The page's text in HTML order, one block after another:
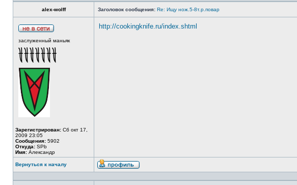
alex-wolff Заголовок сообщения: Re: Ищу нож.5-8т.р.повар
заслуженный маньяк
Зарегистрирован: Сб окт 17,
2009 23:05
Сообщения: 5902
Откуда: SPb
Имя: Александр
http://cookingknife.ru/index.shtml
Вернуться к началу